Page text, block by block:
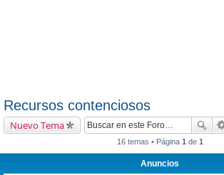
Recursos contenciosos
Nuevo Tema
16 temas • Página 1 de 1
Anuncios